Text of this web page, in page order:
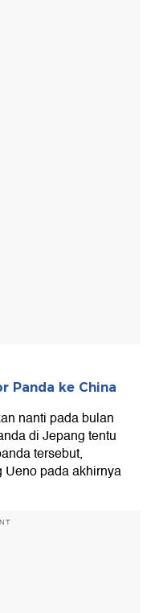
Panda ke China
nanti pada bulan
di Jepang tentu
tersebut,
pada akhirnya